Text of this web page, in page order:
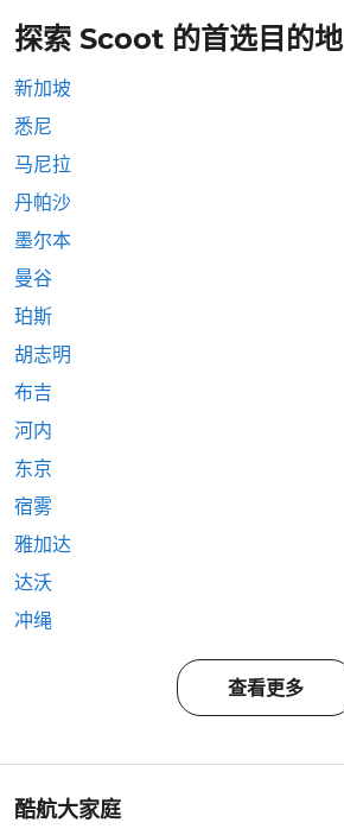
探索 Scoot 的首选目的地
新加坡
悉尼
马尼拉
丹帕沙
墨尔本
曼谷
珀斯
胡志明
布吉
河内
东京
宿雾
雅加达
达沃
冲绳
查看更多
酷航大家庭